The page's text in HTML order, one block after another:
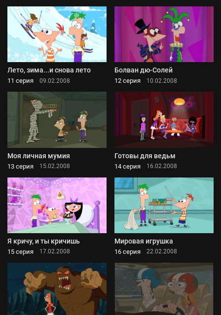
Лето, зима...и снова лето
11 серия 09.02.2008
Болван дю-Солей
12 серия 10.02.2008
Моя личная мумия
13 серия 15.02.2008
Готовы для ведьм
14 серия 16.02.2008
Я кричу, и ты кричишь
15 серия 17.02.2008
Мировая игрушка
16 серия 22.02.2008